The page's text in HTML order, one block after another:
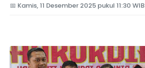
📅 Kamis, 11 Desember 2025 pukul 11:30 WIB